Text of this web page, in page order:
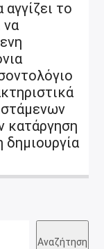
το
να
κατάργηση
Αναζήτηση